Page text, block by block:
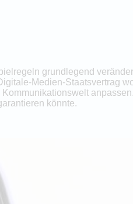
grundlegend
Medien-Staatsvertrag
könnte.